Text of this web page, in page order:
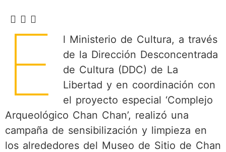
E
l Ministerio de Cultura, a través
de la Dirección Desconcentrada
de Cultura (DDC) de La
Libertad y en coordinación con
el proyecto especial ‘Complejo
Arqueológico Chan Chan’, realizó una
campaña de sensibilización y limpieza en
los alrededores del Museo de Sitio de Chan